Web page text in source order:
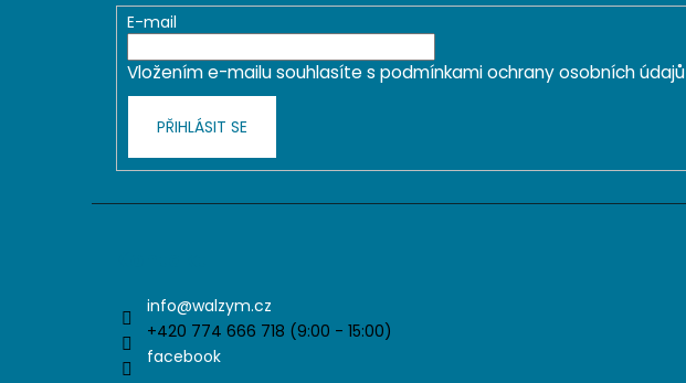
E-mail
Vložením e-mailu souhlasíte s podmínkami ochrany osobních údajů
PŘIHLÁSIT SE
info@walzym.cz
+420 774 666 718 (9:00 - 15:00)
facebook